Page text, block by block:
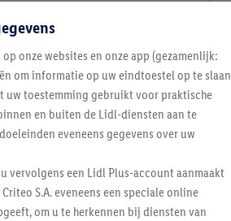
onze websites en onze app (gezamenlijk:
om informatie op uw eindtoestel op te slaan
uw toestemming gebruikt voor praktische
en buiten de Lidl-diensten aan te
eveneens gegevens over uw
vervolgens een Lidl Plus-account aanmaakt
S.A. eveneens een speciale online
om u te herkennen bij diensten van